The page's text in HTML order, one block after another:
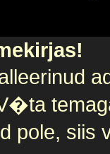
pole, siis